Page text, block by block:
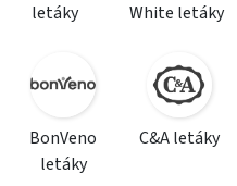
letáky
White letáky
BonVeno
letáky
C&A letáky